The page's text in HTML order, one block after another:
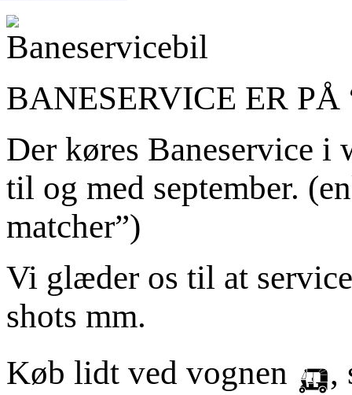
BANESERVICE ER
Der køres Baneservice
til og med september.
matcher”)
Vi glæder os til at
shots mm.
Køb lidt ved vognen 🛺,